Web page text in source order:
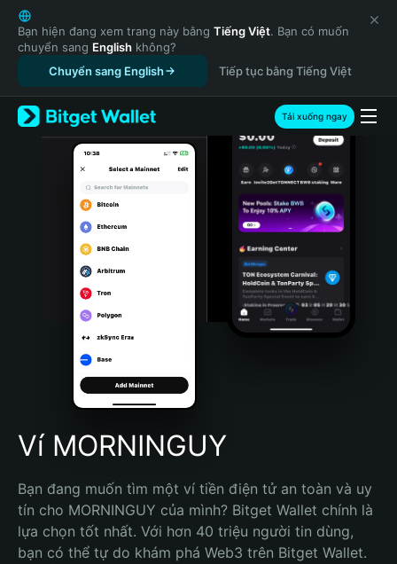
English
日本語
Tiếng Việt
Русский
Español (Latinoamérica)
Türkçe
Italiano
Português (Portugal)
Bahasa Indonesia
Português (Brasil)
Español (Argentina)
Bạn hiện đang xem trang này bằng Tiếng Việt. Bạn có muốn
chuyển sang English không?
Chuyển sang English
Tiếp tục bằng Tiếng Việt
Tải xuống ngay
Ví MORNINGUY
Bạn đang muốn tìm một ví tiền điện tử an toàn và uy
tín cho MORNINGUY của mình? Bitget Wallet chính là
lựa chọn tốt nhất. Với hơn 40 triệu người tin dùng,
bạn có thể tự do khám phá Web3 trên Bitget Wallet.